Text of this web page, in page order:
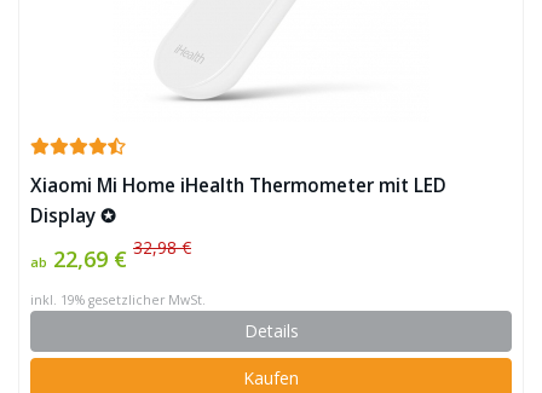
Xiaomi Mi Home iHealth Thermometer mit LED
Display ✪
ab 22,69 € 32,98 €
inkl. 19% gesetzlicher MwSt.
Details
Kaufen